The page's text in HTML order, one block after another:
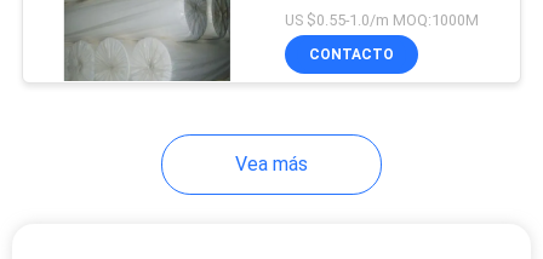
interlinea de PVA
US $0.55-1.0/m MOQ:1000M
CONTACTO
Vea más